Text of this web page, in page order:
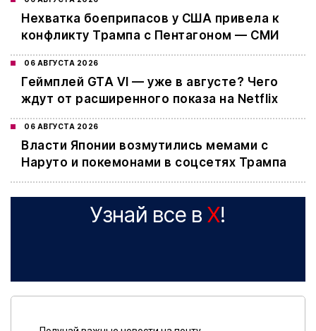
Нехватка боеприпасов у США привела к
конфликту Трампа с Пентагоном — СМИ
06 АВГУСТА 2026
Геймплей GTA VI — уже в августе? Чего
ждут от расширенного показа на Netflix
06 АВГУСТА 2026
Власти Японии возмутились мемами с
Наруто и покемонами в соцсетях Трампа
Узнай все в X!